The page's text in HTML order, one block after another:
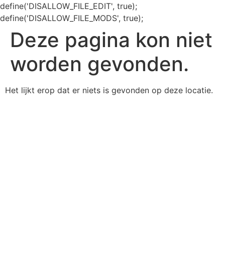
define('DISALLOW_FILE_EDIT', true);
define('DISALLOW_FILE_MODS', true);
Deze pagina kon niet
worden gevonden.
Het lijkt erop dat er niets is gevonden op deze locatie.